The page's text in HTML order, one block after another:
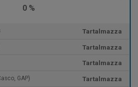
0 %
Tartalmazza
Tartalmazza
Tartalmazza
GAP) Tartalmazza